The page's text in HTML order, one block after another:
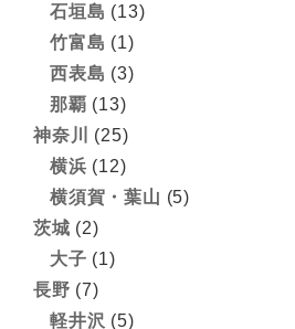
石垣島 (13)
竹富島 (1)
西表島 (3)
那覇 (13)
神奈川
(25)
横浜 (12)
横須賀・葉山 (5)
茨城 (2)
大子 (1)
長野 (7)
軽井沢 (5)